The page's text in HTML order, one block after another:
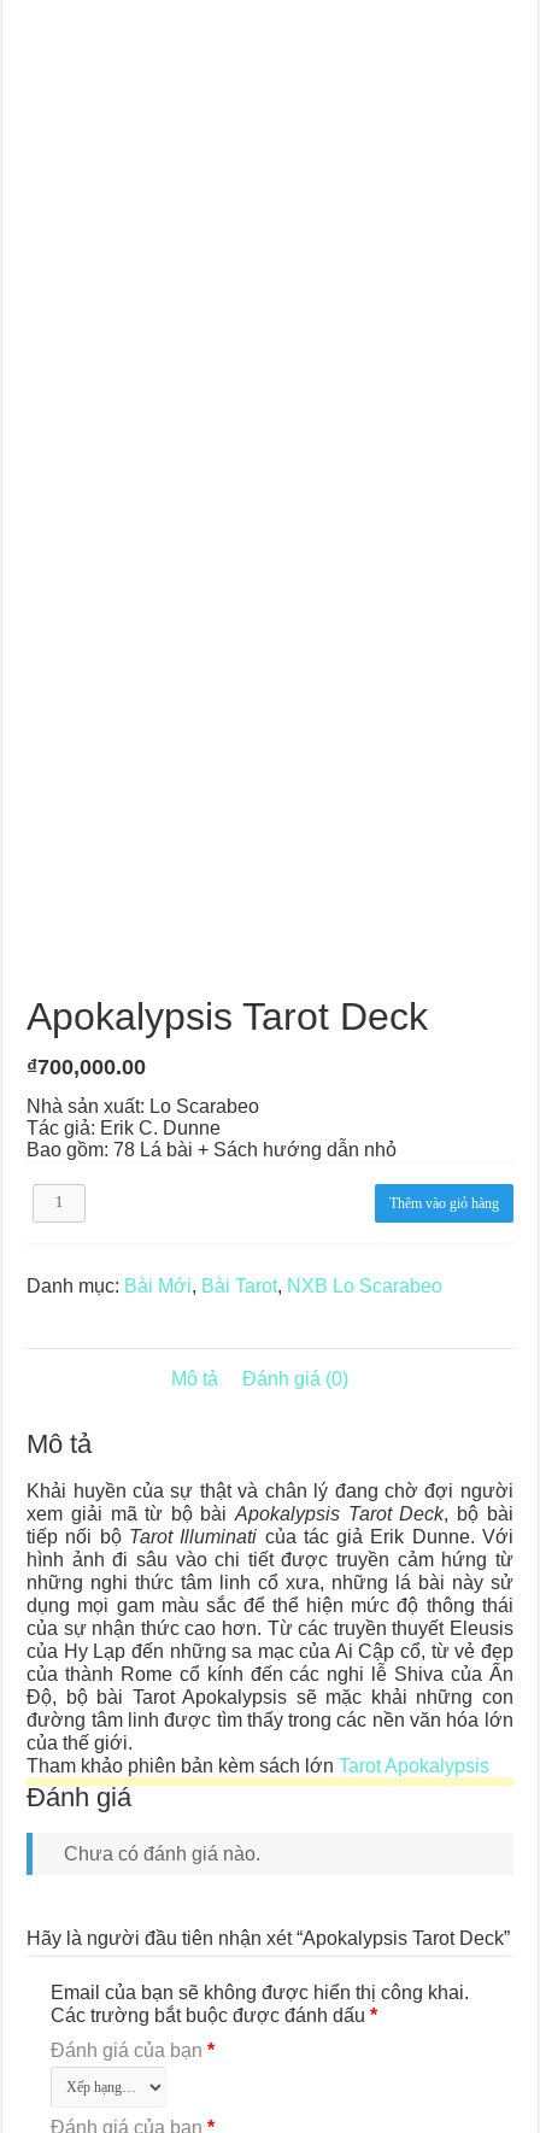
Apokalypsis Tarot Deck
₫700,000.00
Nhà sản xuất: Lo Scarabeo
Tác giả: Erik C. Dunne
Bao gồm: 78 Lá bài + Sách hướng dẫn nhỏ
Apokalypsis
lượng
Thêm vào giỏ hàng
Danh mục: Bài Mới, Bài Tarot, NXB Lo Scarabeo
Mô tả Đánh giá (0)
Mô tả
Khải huyền của sự thật và chân lý đang chờ đợi người
xem giải mã từ bộ bàiApokalypsis Tarot Deck, bộ bài
tiếp nối bộ Tarot Illuminati của tác giả Erik Dunne. Với
hình ảnh đi sâu vào chi tiết được truyền cảm hứng từ
những nghi thức tâm linh cổ xưa, những lá bài này sử
dụng mọi gam màu sắc để thể hiện mức độ thông thái
của sự nhận thức cao hơn. Từ các truyền thuyết Eleusis
của Hy Lạp đến những sa mạc của Ai Cập cổ, từ vẻ đẹp
của thành Rome cổ kính đến các nghi lễ Shiva của Ấn
Độ, bộ bài Tarot Apokalypsis sẽ mặc khải những con
đường tâm linh được tìm thấy trong các nền văn hóa lớn
của thế giới.
Tham khảo phiên bản kèm sách lớnTarot Apokalypsis
Đánh giá
Chưa có đánh giá nào.
Hãy là người đầu tiên nhận xét “Apokalypsis Tarot Deck”
Email của bạn sẽ không được hiển thị công khai.
Các trường bắt buộc được đánh dấu*
Đánh giá của bạn*
Đánh giá của bạn*